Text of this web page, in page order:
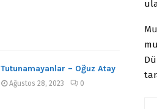
Tutunamayanlar – Oğuz Atay
Ağustos 28, 2023 0